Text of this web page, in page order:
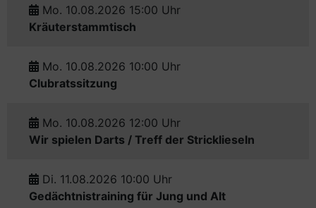
Mo. 10.08.2026 15:00 Uhr
Kräuterstammtisch
Mo. 10.08.2026 10:00 Uhr
Clubratssitzung
Mo. 10.08.2026 12:00 Uhr
Wir spielen Darts / Treff der Stricklieseln
Di. 11.08.2026 10:00 Uhr
Gedächtnistraining für Jung und Alt